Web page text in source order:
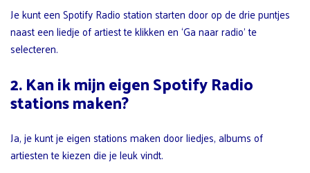
Je kunt een Spotify Radio station starten door op de drie puntjes
naast een liedje of artiest te klikken en ‘Ga naar radio’ te
selecteren.
2. Kan ik mijn eigen Spotify Radio
stations maken?
Ja, je kunt je eigen stations maken door liedjes, albums of
artiesten te kiezen die je leuk vindt.